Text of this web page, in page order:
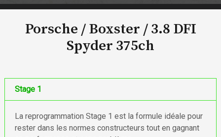
Porsche / Boxster /3.8 DFI
Spyder 375ch
Stage 1
La reprogrammation Stage 1 est la formule idéale pour
rester dans les normes constructeurs tout en gagnant